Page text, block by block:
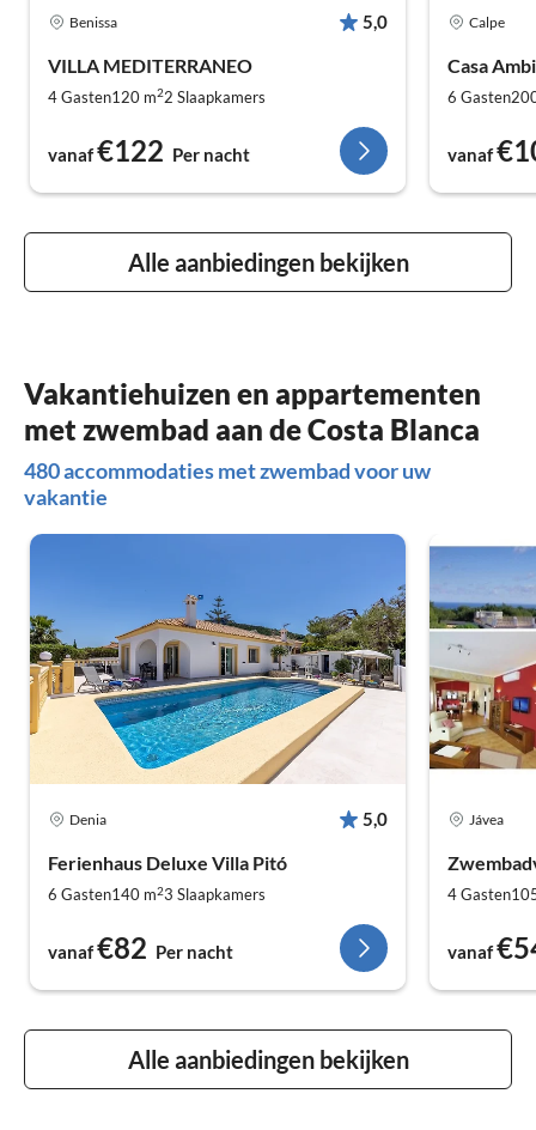
Benissa 5,0
VILLA MEDITERRANEO
4 Gasten120 m22 Slaapkamers
vanaf€122 Per nacht
Calpe
Casa
6 Gasten
vanaf
Alle aanbiedingen bekijken
Vakantiehuizen en appartementen
met zwembad aan de Costa Blanca
480 accommodaties met zwembad voor uw
vakantie
Denia 5,0
Ferienhaus Deluxe Villa Pitó
6 Gasten140 m23 Slaapkamers
vanaf€82 Per nacht
Jávea
4 Gasten
vanaf
Alle aanbiedingen bekijken